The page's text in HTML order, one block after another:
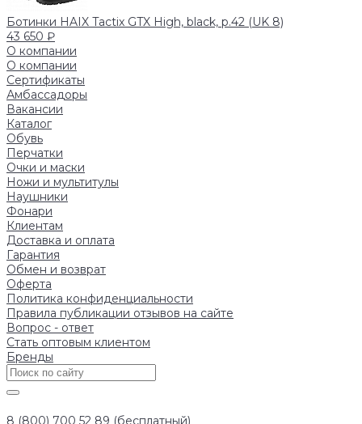
Ботинки HAIX Tactix GTX High, black, р.42 (UK 8)
43 650 ₽
О компании
О компании
Сертификаты
Амбассадоры
Вакансии
Каталог
Обувь
Перчатки
Очки и маски
Ножи и мультитулы
Наушники
Фонари
Клиентам
Доставка и оплата
Гарантия
Обмен и возврат
Оферта
Политика конфиденциальности
Правила публикации отзывов на сайте
Вопрос - ответ
Стать оптовым клиентом
Бренды
8 (800) 700 52 89 (бесплатный)